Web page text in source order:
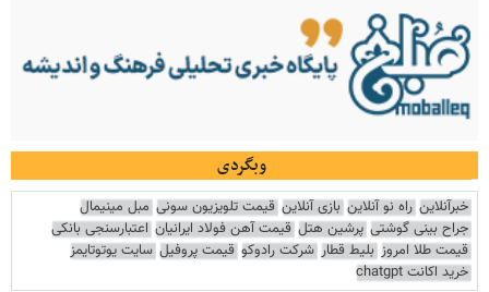
وبگردی
خبرآنلاین راه نو آنلاین بازی آنلاین قیمت تلویزیون سونی مبل مینیمال
جراح بینی گوشتی پرشین هتل قیمت آهن فولاد ایرانیان اعتبارسنجی بانکی
قیمت طلا امروز بلیط قطار شرکت رادوکو قیمت پروفیل سایت یوتوتایمز
خرید اکانت chatgpt